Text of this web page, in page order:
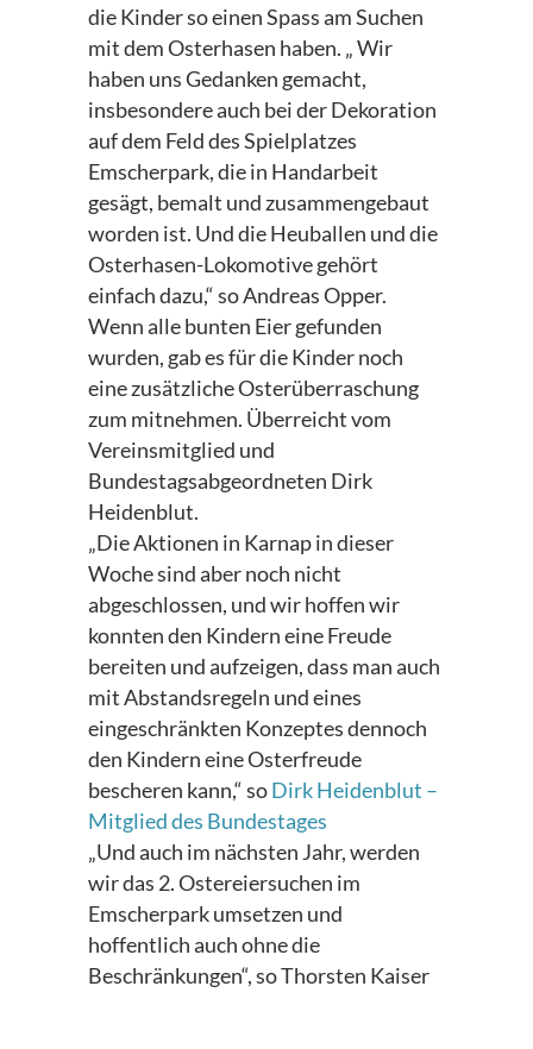
die Kinder so einen Spass am Suchen
mit dem Osterhasen haben. „ Wir
haben uns Gedanken gemacht,
insbesondere auch bei der Dekoration
auf dem Feld des Spielplatzes
Emscherpark, die in Handarbeit
gesägt, bemalt und zusammengebaut
worden ist. Und die Heuballen und die
Osterhasen-Lokomotive gehört
einfach dazu,“ so Andreas Opper.
Wenn alle bunten Eier gefunden
wurden, gab es für die Kinder noch
eine zusätzliche Osterüberraschung
zum mitnehmen. Überreicht vom
Vereinsmitglied und
Bundestagsabgeordneten Dirk
Heidenblut.
„Die Aktionen in Karnap in dieser
Woche sind aber noch nicht
abgeschlossen, und wir hoffen wir
konnten den Kindern eine Freude
bereiten und aufzeigen, dass man auch
mit Abstandsregeln und eines
eingeschränkten Konzeptes dennoch
den Kindern eine Osterfreude
bescheren kann,“ soDirk Heidenblut –
Mitglied des Bundestages
„Und auch im nächsten Jahr, werden
wir das 2. Ostereiersuchen im
Emscherpark umsetzen und
hoffentlich auch ohne die
Beschränkungen“, so Thorsten Kaiser